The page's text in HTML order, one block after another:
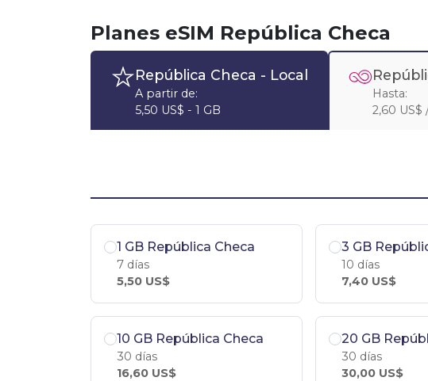
Planes eSIM República Checa
República Checa - Local
A partir de:
5,50 US$ - 1 GB
Hasta:
2,60 US$
1 GB República Checa
7 días
5,50 US$
3 GB
10 días
7,40 US$
10 GB República Checa
30 días
16,60 US$
20 GB
30 días
30,00 US$